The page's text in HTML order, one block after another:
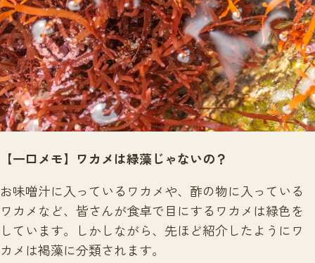
【一口メモ】ワカメは緑藻じゃないの？
お味噌汁に入っているワカメや、酢の物に入っている
ワカメなど、皆さんが食卓で目にするワカメは緑色を
しています。しかしながら、先ほど紹介したようにワ
カメは褐藻に分類されます。